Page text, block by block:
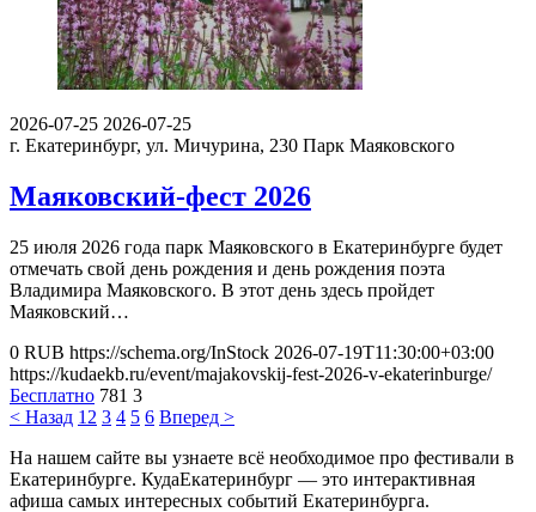
2026-07-25 2026-07-25
г. Екатеринбург, ул. Мичурина, 230 Парк Маяковского
Маяковский-фест 2026
25 июля 2026 года парк Маяковского в Екатеринбурге будет
отмечать свой день рождения и день рождения поэта
Владимира Маяковского. В этот день здесь пройдет
Маяковский…
0 RUB https://schema.org/InStock 2026-07-19T11:30:00+03:00
https://kudaekb.ru/event/majakovskij-fest-2026-v-ekaterinburge/
Бесплатно 781 3
< Назад 1 2 3 4 5 6 Вперед >
На нашем сайте вы узнаете всё необходимое про фестивали в
Екатеринбурге. КудаЕкатеринбург — это интерактивная
афиша самых интересных событий Екатеринбурга.